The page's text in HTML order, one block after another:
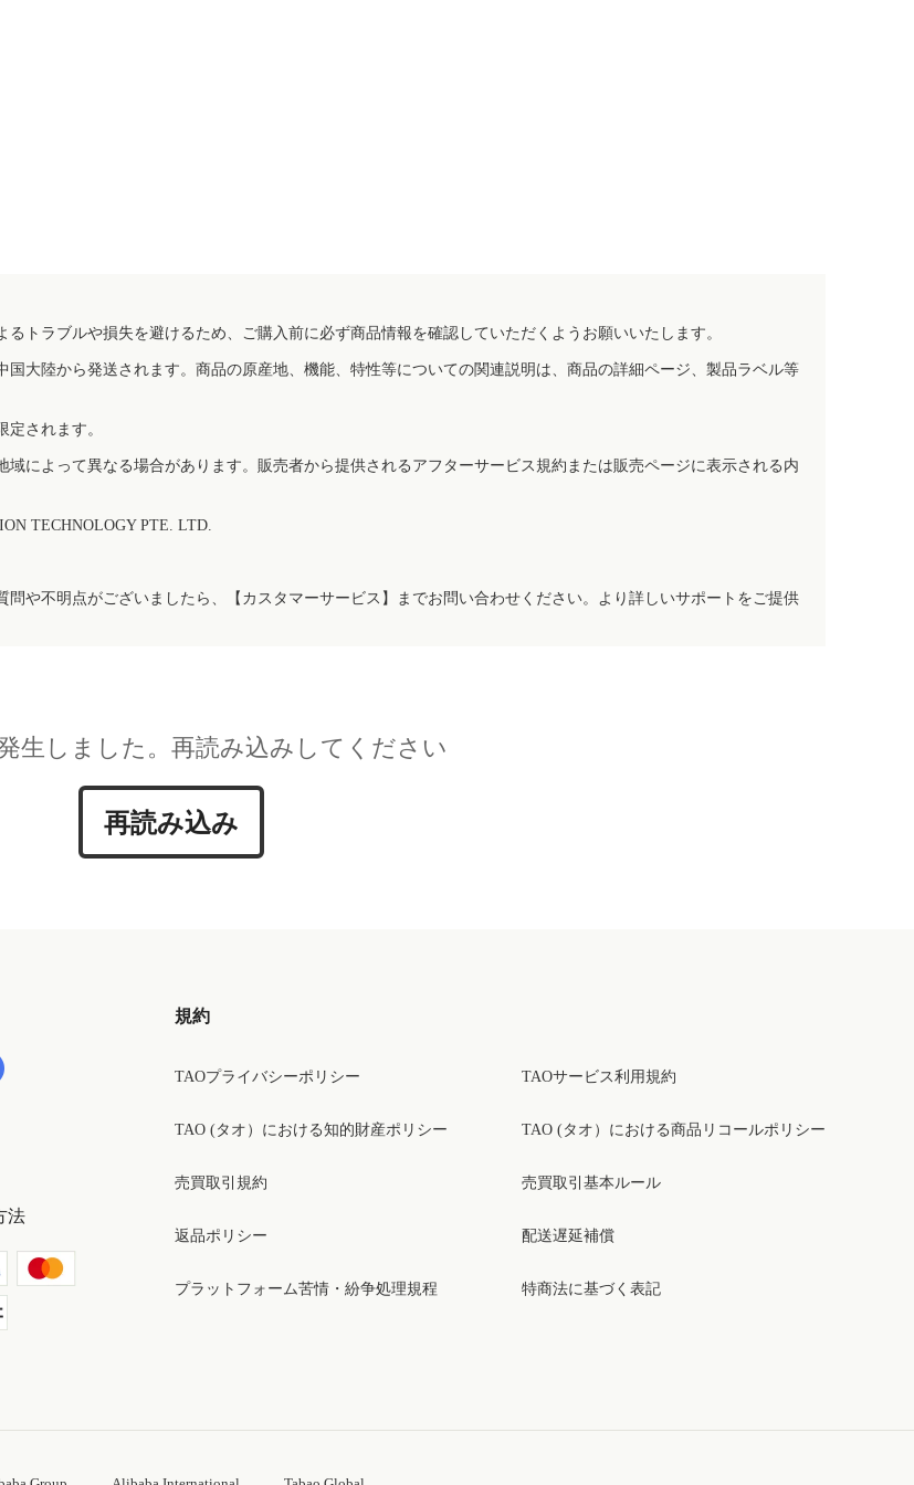
トラブルや損失を避けるため、ご購入前に必ず商品情報を確認していただくようお願いいたします。
大陸から発送されます。商品の原産地、機能、特性等についての関連説明は、商品の詳細ページ、製品ラベル等
されます。
によって異なる場合があります。販売者から提供されるアフターサービス規約または販売ページに表示される内
TECHNOLOGY PTE. LTD.
や不明点がございましたら、【カスタマーサービス】までお問い合わせください。より詳しいサポートをご提供
生しました。再読み込みしてください
再読み込み
法
規約
TAOプライバシーポリシー
TAO (タオ）における知的財産ポリシー
売買取引規約
返品ポリシー
プラットフォーム苦情・紛争処理規程
TAOサービス利用規約
TAO (タオ）における商品リコールポリシー
売買取引基本ルール
配送遅延補償
特商法に基づく表記